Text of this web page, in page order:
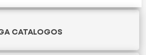
CATALOGOS